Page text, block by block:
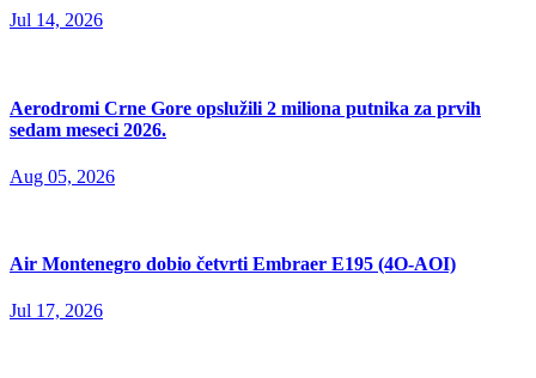
Jul 14, 2026
Aerodromi Crne Gore opslužili 2 miliona putnika za prvih
sedam meseci 2026.
Aug 05, 2026
Air Montenegro dobio četvrti Embraer E195 (4O-AOI)
Jul 17, 2026